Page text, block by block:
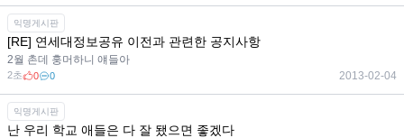
익명게시판
[RE] 연세대정보공유 이전과 관련한 공지사항
2월 촌데 훙머하니 얘들아
2초 0 0 2013-02-04
익명게시판
난 우리 학교 애들은 다 잘 됐으면 좋겠다